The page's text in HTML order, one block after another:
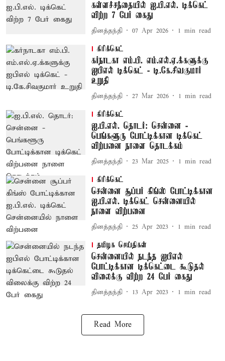
கள்ளச்சந்தையில் ஐ.பி.எல். டிக்கெட்
விற்ற 7 பேர் கைது
தினத்தந்தி 07 Apr 2026 1 min read
கிரிக்கெட்
கர்நாடகா எம்.பி. எம்.எல்.ஏ.க்களுக்கு
ஐபிஎல் டிக்கெட் - டி.கே.சிவகுமார்
உறுதி
தினத்தந்தி 27 Mar 2026 1 min read
கிரிக்கெட்
ஐ.பி.எல். தொடர்: சென்னை -
பெங்களூரு போட்டிக்கான டிக்கெட்
விற்பனை நாளை தொடக்கம்
தினத்தந்தி 23 Mar 2025 1 min read
கிரிக்கெட்
சென்னை சூப்பர் கிங்ஸ் போட்டிக்கான
ஐ.பி.எல். டிக்கெட் சென்னையில்
நாளை விற்பனை
தினத்தந்தி 25 Apr 2023 1 min read
தமிழக செய்திகள்
சென்னையில் நடந்த ஐபிஎல்
போட்டிக்கான டிக்கெட்டை கூடுதல்
விலைக்கு விற்ற 24 பேர் கைது
தினத்தந்தி 13 Apr 2023 1 min read
Read More